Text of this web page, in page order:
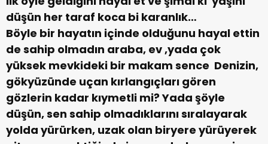
düşün her taraf koca bi karanlık…
Böyle bir hayatın içinde olduğunu hayal ettin
de sahip olmadın araba, ev ,yada çok
yüksek mevkideki bir makam sence Denizin,
gökyüzünde uçan kırlangıçları gören
gözlerin kadar kıymetli mi? Yada şöyle
düşün, sen sahip olmadıklarını sıralayarak
yolda yürürken, uzak olan biryere yürüyerek